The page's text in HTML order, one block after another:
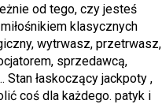
od tego, czy jesteś
klasycznych
wytrwasz, przetrwasz,
sprzedawcą,
Stan łaskoczący jackpoty ,
coś dla każdego. patyk i